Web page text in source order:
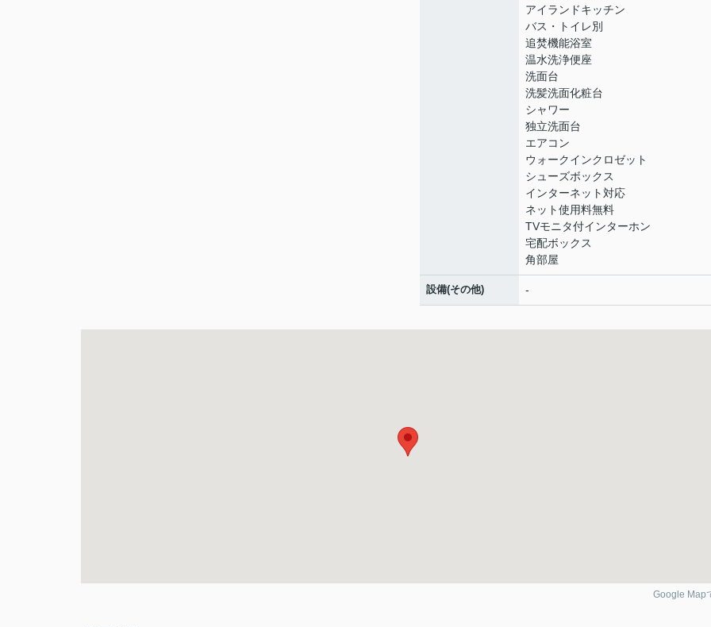
アイランドキッチン
バス・トイレ別
追焚機能浴室
温水洗浄便座
洗面台
洗髪洗面化粧台
シャワー
独立洗面台
エアコン
ウォークインクロゼット
シューズボックス
インターネット対応
ネット使用料無料
TVモニタ付インターホン
宅配ボックス
角部屋
設備(その他) -
Google Map